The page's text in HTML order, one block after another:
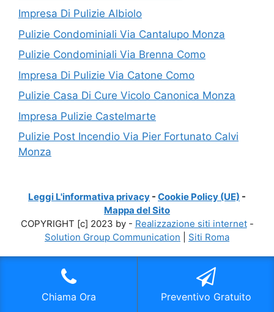
Impresa Di Pulizie Albiolo
Pulizie Condominiali Via Cantalupo Monza
Pulizie Condominiali Via Brenna Como
Impresa Di Pulizie Via Catone Como
Pulizie Casa Di Cure Vicolo Canonica Monza
Impresa Pulizie Castelmarte
Pulizie Post Incendio Via Pier Fortunato Calvi
Monza
Leggi L'informativa privacy - Cookie Policy (UE) -
Mappa del Sito
COPYRIGHT [c] 2023 by - Realizzazione siti internet-
Solution Group Communication
Siti Roma
Chiama Ora Preventivo Gratuito